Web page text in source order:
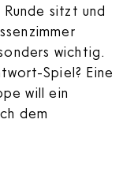
sitzt und
wichtig.
Spiel? Eine
will ein
dem